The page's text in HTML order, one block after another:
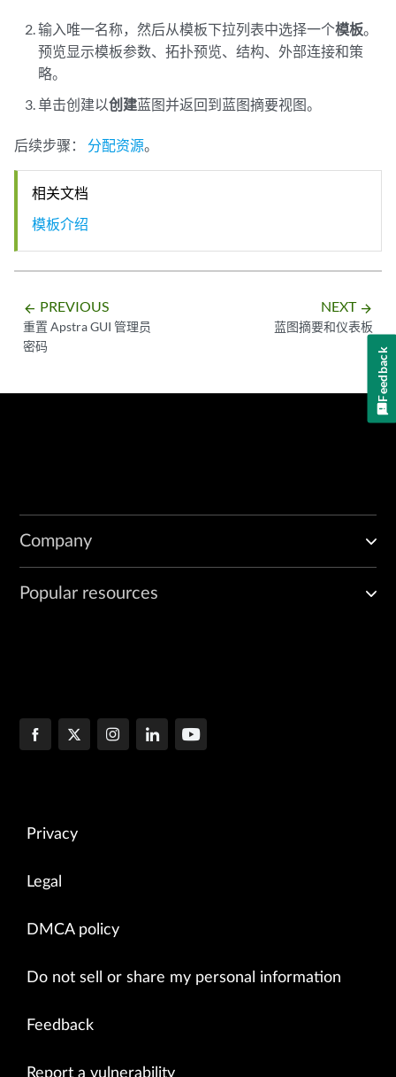
输入唯一名称，然后从模板下拉列表中选择一个模板。
预览显示模板参数、拓扑预览、结构、外部连接和策
略。
单击创建以创建蓝图并返回到蓝图摘要视图。
后续步骤： 分配资源。
相关文档
模板介绍
arrow_backward PREVIOUS
重置 Apstra GUI 管理员
密码
NEXT arrow_forward
蓝图摘要和仪表板
Company
Popular resources
Privacy
Legal
DMCA policy
Do not sell or share my personal information
Feedback
Report a vulnerability
Feedback